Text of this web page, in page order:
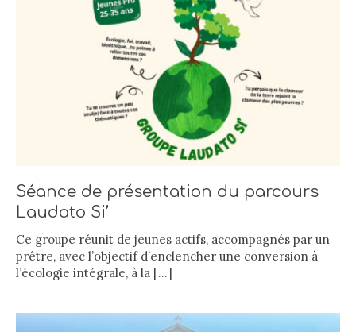
Séance de présentation du parcours
Laudato Si’
Ce groupe réunit de jeunes actifs, accompagnés par un
prêtre, avec l’objectif d’enclencher une conversion à
l’écologie intégrale, à la […]